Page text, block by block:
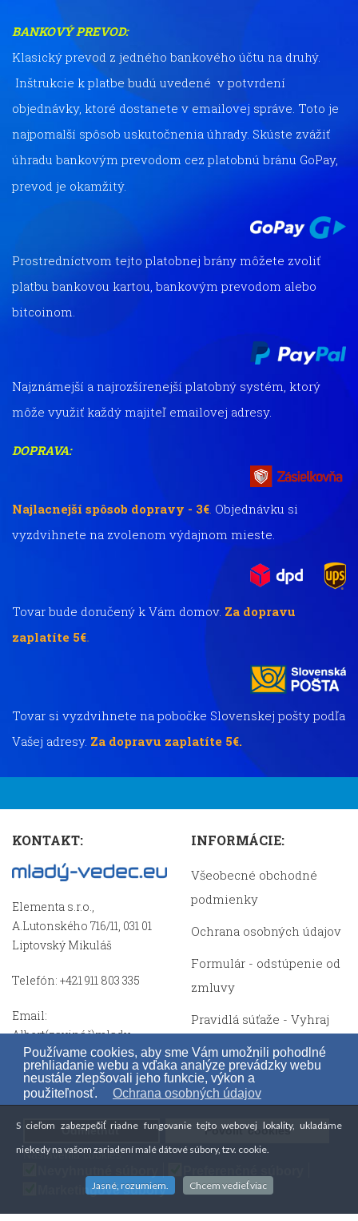
Používame cookies, aby sme Vám umožnili pohodlné
prehliadanie webu a vďaka analýze prevádzky webu
neustále zlepšovali jeho funkcie, výkon a
použiteľnosť.
Ochrana osobných údajov
Odmietnuť
Povoliť cookies
Nastavenia cookies:
Marketingové súbory
BANKOVÝ PREVOD:
Klasický prevod z jedného bankového účtu na druhý.
Inštrukcie k platbe budú uvedené v potvrdení
objednávky, ktoré dostanete v emailovej správe. Toto je
najpomalší spôsob uskutočnenia úhrady. Skúste zvážiť
úhradu bankovým prevodom cez platobnú bránu GoPay,
prevod je okamžitý.
Prostredníctvom tejto platobnej brány môžete zvoliť
platbu bankovou kartou, bankovým prevodom alebo
bitcoinom.
Najznámejší a najrozšírenejší platobný systém, ktorý
môže využiť každý majiteľ emailovej adresy.
DOPRAVA:
Najlacnejší spôsob dopravy - 3€. Objednávku si
vyzdvihnete na zvolenom výdajnom mieste.
Tovar bude doručený k Vám domov. Za dopravu
zaplatíte 5€.
Tovar si vyzdvihnete na pobočke Slovenskej pošty podľa
Vašej adresy. Za dopravu zaplatíte 5€.
KONTAKT:
Elementa s.r.o.,
A.Lutonského 716/11, 031 01
Liptovský Mikuláš
Telefón: +421 911 803 335
Email:
Albert(zavináč)mlady-
vedec.eu
INFORMÁCIE:
Všeobecné obchodné
podmienky
Ochrana osobných údajov
Formulár - odstúpenie od
zmluvy
Pravidlá súťaže - Vyhraj
hračky pre zvedavé deti
Mapa stránok
Copyright © 2014 - 1000 0000 mladý-vedec.eu
S cieľom zabezpečiť riadne fungovanie tejto webovej lokality, ukladáme
niekedy na vašom zariadení malé dátové súbory, tzv. cookie.
Jasné, rozumiem. Chcem vedieť viac